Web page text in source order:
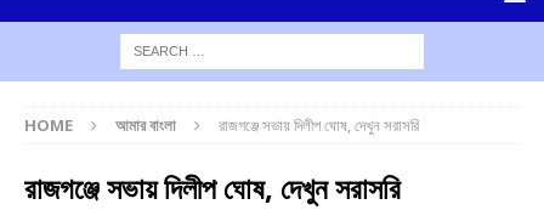
HOME আমার বাংলা রাজগঞ্জে সভায় দিলীপ ঘোষ, দেখুন সরাসরি
রাজগঞ্জে সভায় দিলীপ ঘোষ, দেখুন সরাসরি